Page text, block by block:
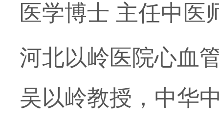
医学博士 主任中医
河北以岭医院心血
吴以岭教授，中华